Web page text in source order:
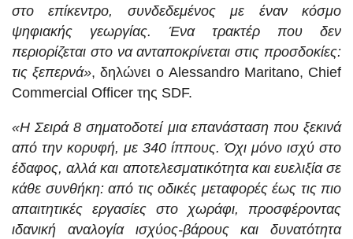
στο επίκεντρο, συνδεδεμένος με έναν κόσμο
ψηφιακής γεωργίας. Ένα τρακτέρ που δεν
περιορίζεται στο να ανταποκρίνεται στις προσδοκίες:
τις ξεπερνά», δηλώνει ο Alessandro Maritano, Chief
Commercial Officer της SDF.
«Η Σειρά 8 σηματοδοτεί μια επανάσταση που ξεκινά
από την κορυφή, με 340 ίππους. Όχι μόνο ισχύ στο
έδαφος, αλλά και αποτελεσματικότητα και ευελιξία σε
κάθε συνθήκη: από τις οδικές μεταφορές έως τις πιο
απαιτητικές εργασίες στο χωράφι, προσφέροντας
ιδανική αναλογία ισχύος-βάρους και δυνατότητα